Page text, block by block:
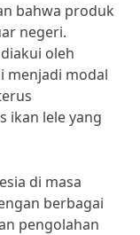
bahwa produk
negeri.
oleh
menjadi modal
ikan lele yang
di masa
berbagai
pengolahan